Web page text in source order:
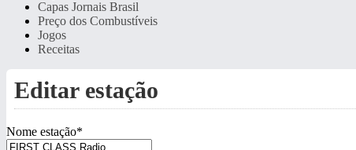
Capas Jornais Brasil
Preço dos Combustíveis
Jogos
Receitas
Editar estação
Nome estação*